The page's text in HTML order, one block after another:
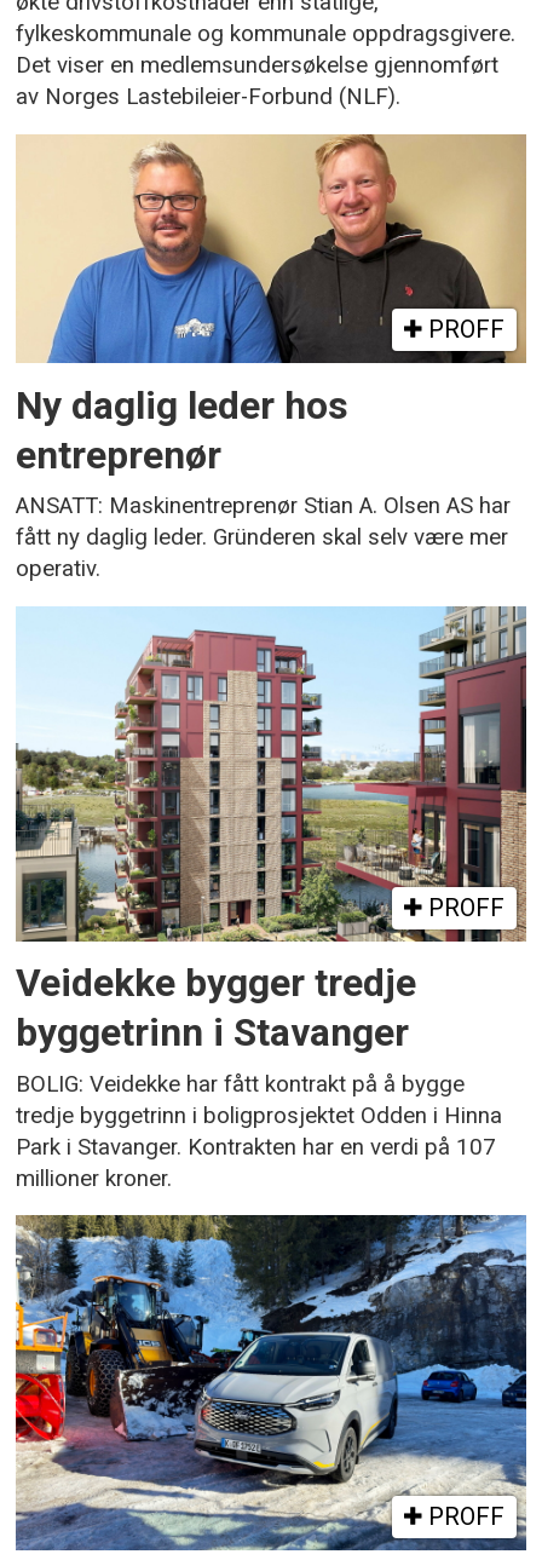
fylkeskommunale og kommunale oppdragsgivere.
Det viser en medlemsundersøkelse gjennomført
av Norges Lastebileier-Forbund (NLF).
PROFF
Ny daglig leder hos
entreprenør
ANSATT: Maskinentreprenør Stian A. Olsen AS har
fått ny daglig leder. Gründeren skal selv være mer
operativ.
PROFF
Veidekke bygger tredje
byggetrinn i Stavanger
BOLIG: Veidekke har fått kontrakt på å bygge
tredje byggetrinn i boligprosjektet Odden i Hinna
Park i Stavanger. Kontrakten har en verdi på 107
millioner kroner.
PROFF